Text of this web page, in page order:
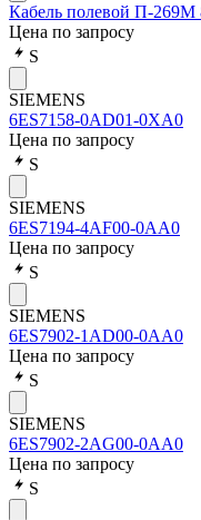
Кабель полевой П-269М
Цена по запросу
S
SIEMENS
6ES7158-0AD01-0XA0
Цена по запросу
S
SIEMENS
6ES7194-4AF00-0AA0
Цена по запросу
S
SIEMENS
6ES7902-1AD00-0AA0
Цена по запросу
S
SIEMENS
6ES7902-2AG00-0AA0
Цена по запросу
S